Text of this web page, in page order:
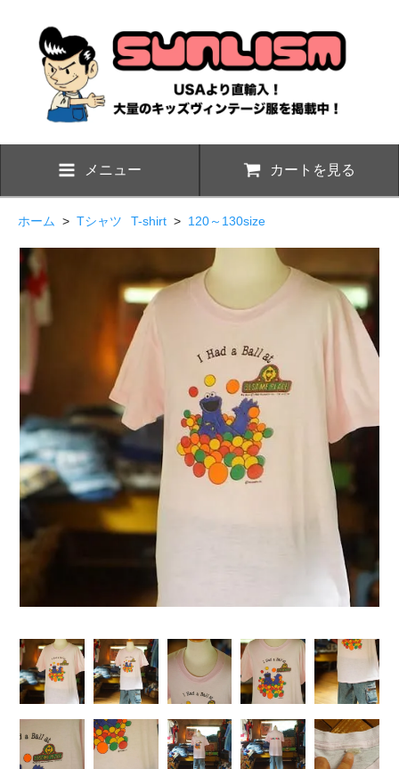
メニュー カートを見る
ホーム > Tシャツ T-shirt > 120～130size